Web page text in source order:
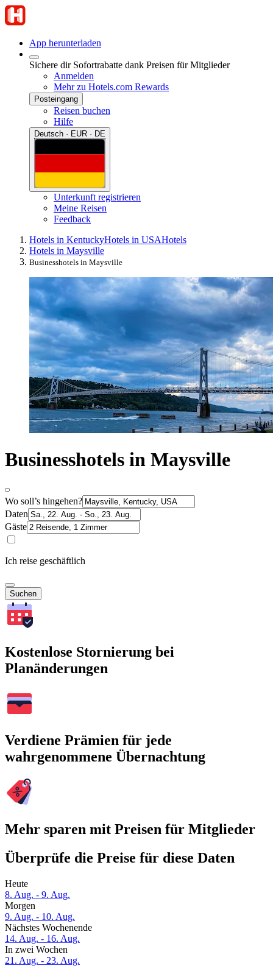
App herunterladen
Sichere dir Sofortrabatte dank Preisen für Mitglieder
Anmelden
Mehr zu Hotels.com Rewards
Posteingang
Reisen buchen
Hilfe
Deutsch · EUR · DE
Unterkunft registrieren
Meine Reisen
Feedback
Hotels in KentuckyHotels in USAHotels
Hotels in Maysville
Businesshotels in Maysville
Businesshotels in Maysville
Wo soll’s hingehen?
Daten
Gäste
Ich reise geschäftlich
Suchen
Kostenlose Stornierung bei
Planänderungen
Verdiene Prämien für jede
wahrgenommene Übernachtung
Mehr sparen mit Preisen für Mitglieder
Überprüfe die Preise für diese Daten
Heute
8. Aug. - 9. Aug.
Morgen
9. Aug. - 10. Aug.
Nächstes Wochenende
14. Aug. - 16. Aug.
In zwei Wochen
21. Aug. - 23. Aug.